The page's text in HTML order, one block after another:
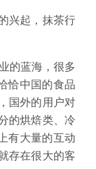
兴起，抹茶行
的蓝海，很多
恰中国的食品
国外的用户对
的烘焙类、冷
有大量的互动
存在很大的客